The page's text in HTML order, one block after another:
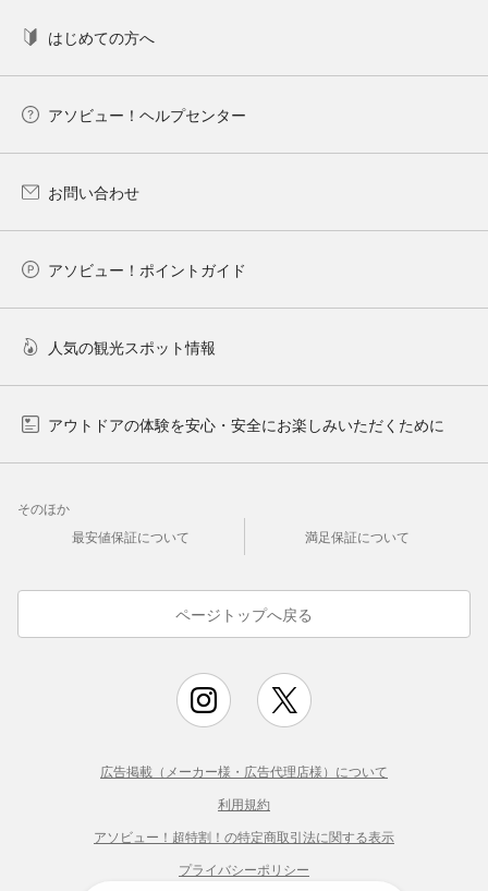
はじめての方へ
アソビュー！ヘルプセンター
お問い合わせ
アソビュー！ポイントガイド
人気の観光スポット情報
アウトドアの体験を安心・安全にお楽しみいただくために
そのほか
最安値保証について
満足保証について
ページトップへ戻る
広告掲載（メーカー様・広告代理店様）について
利用規約
アソビュー！超特割！の特定商取引法に関する表示
プライバシーポリシー